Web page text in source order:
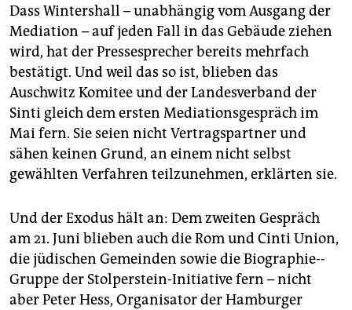
Dass Wintershall – unabhängig vom Ausgang der
Mediation – auf jeden Fall in das Gebäude ziehen
wird, hat der Presse­sprecher bereits mehrfach
bestätigt. Und weil das so ist, blieben das
Auschwitz Komitee und der Landesverband der
Sinti gleich dem ersten Mediations­gespräch im
Mai fern. Sie seien nicht Vertragspartner und
sähen keinen Grund, an einem nicht selbst
gewählten Verfahren teilzunehmen, erklärten sie.
Und der Exodus hält an: Dem zweiten Gespräch
am 21. Juni blieben auch die Rom und Cinti Union,
die jüdischen Gemeinden sowie die Biographie-­
Gruppe der Stolperstein-­Initiative fern – nicht
aber Peter Hess, Organisator der Hamburger